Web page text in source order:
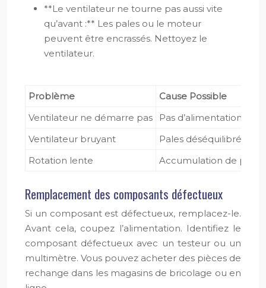
**Le ventilateur ne tourne pas aussi vite
qu’avant :** Les pales ou le moteur
peuvent être encrassés. Nettoyez le
ventilateur.
Problème
Cause Possible
Ventilateur ne démarre pas
Pas d’alimentation
Ventilateur bruyant
Pales déséquilibrées
Rotation lente
Accumulation de
Remplacement des composants défectueux
Si un composant est défectueux, remplacez-le.
Avant cela, coupez l’alimentation. Identifiez le
composant défectueux avec un testeur ou un
multimètre. Vous pouvez acheter des pièces de
rechange dans les magasins de bricolage ou en